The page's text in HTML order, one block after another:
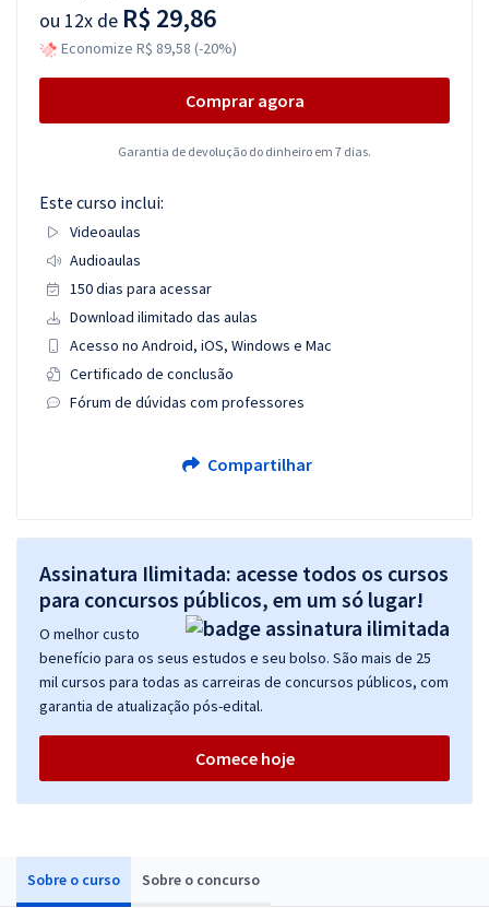
Sobre o curso Sobre o concurso
ou 12x de R$ 29,86
Economize R$ 89,58 (-20%)
Comprar agora
Garantia de devolução do dinheiro em 7 dias.
Este curso inclui:
Videoaulas
Audioaulas
150 dias para acessar
Download ilimitado das aulas
Acesso no Android, iOS, Windows e Mac
Certificado de conclusão
Fórum de dúvidas com professores
Compartilhar
Assinatura Ilimitada: acesse todos os cursos
para concursos públicos, em um só lugar!
O melhor custo
benefício para os seus estudos e seu bolso. São mais de 25
mil cursos para todas as carreiras de concursos públicos, com
garantia de atualização pós-edital.
Comece hoje